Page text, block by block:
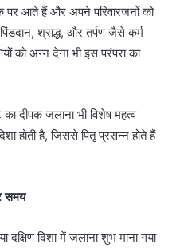
पर आते हैं और अपने परिवारजनों को
श्राद्ध, और तर्पण जैसे कर्म
को अन्न देना भी इस परंपरा का
दीपक जलाना भी विशेष महत्व
होती है, जिससे पितृ प्रसन्न होते हैं
समय
दिशा में जलाना शुभ माना गया